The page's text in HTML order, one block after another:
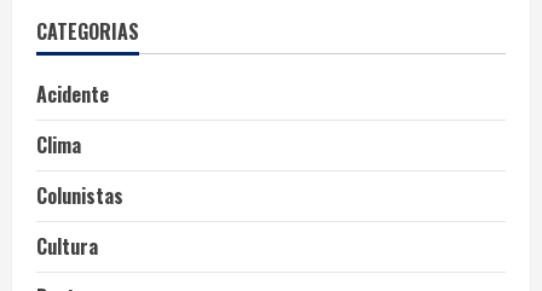
CATEGORIAS
Acidente
Clima
Colunistas
Cultura